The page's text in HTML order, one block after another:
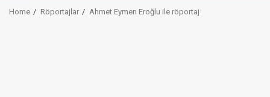
Home Röportajlar Ahmet Eymen Eroğlu ile röportaj